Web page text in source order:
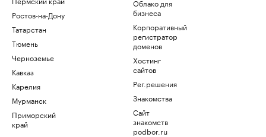
Ростов-на-Дону
Татарстан
Тюмень
Черноземье
Кавказ
Карелия
Мурманск
Приморский
край
Облако для
бизнеса
Корпоративный
регистратор
доменов
Хостинг
сайтов
Рег.решения
Знакомства
Сайт
знакомств
podbor.ru